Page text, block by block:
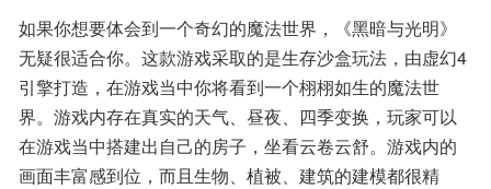
如果你想要体会到一个奇幻的魔法世界，《黑暗与光明》
无疑很适合你。这款游戏采取的是生存沙盒玩法，由虚幻4
引擎打造，在游戏当中你将看到一个栩栩如生的魔法世
界。游戏内存在真实的天气、昼夜、四季变换，玩家可以
在游戏当中搭建出自己的房子，坐看云卷云舒。游戏内的
画面丰富感到位，而且生物、植被、建筑的建模都很精